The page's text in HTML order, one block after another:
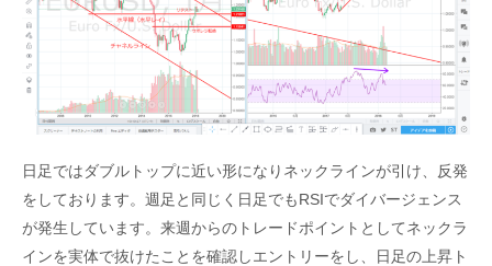
日足ではダブルトップに近い形になりネックラインが引け、反発
をしております。週足と同じく日足でもRSIでダイバージェンス
が発生しています。来週からのトレードポイントとしてネックラ
インを実体で抜けたことを確認しエントリーをし、日足の上昇ト